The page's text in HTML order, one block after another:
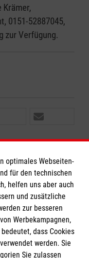
Krämer,
0151-52887045,
zur Verfügung.
optimales Webseiten-
für den technischen
helfen uns aber auch
und zusätzliche
zur besseren
Werbekampagnen,
dass Cookies
werden. Sie
Sie zulassen